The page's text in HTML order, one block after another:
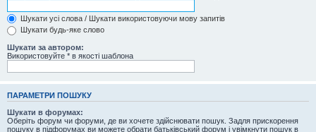
Шукати усі слова / Шукати використовуючи мову запитів
Шукати будь-яке слово
Шукати за автором:
Використовуйте * в якості шаблона
ПАРАМЕТРИ ПОШУКУ
Шукати в форумах:
Оберіть форум чи форуми, де ви хочете здійснювати пошук. Задля прискорення
пошуку в підфорумах ви можете обрати батьківський форум і увімкнути пошук в